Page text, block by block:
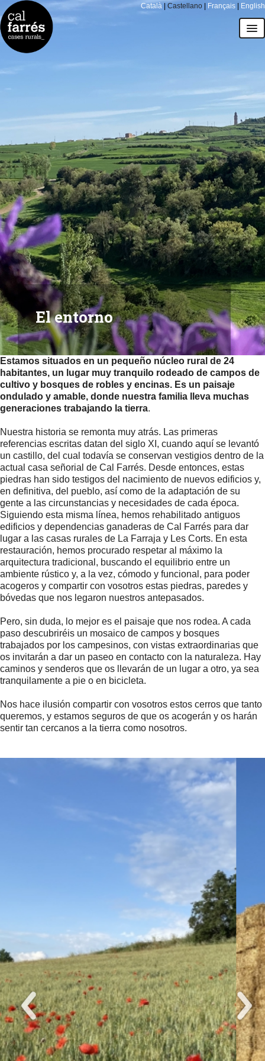
Català Castellano Français English
precios y calendario
regala Cal Farrés
cómo llegar
FAQs
El entorno
Estamos situados en un pequeño núcleo rural de 24
habitantes, un lugar muy tranquilo rodeado de campos de
cultivo y bosques de robles y encinas. Es un paisaje
ondulado y amable, donde nuestra familia lleva muchas
generaciones trabajando la tierra.
Nuestra historia se remonta muy atrás. Las primeras
referencias escritas datan del siglo XI, cuando aquí se levantó
un castillo, del cual todavía se conservan vestigios dentro de la
actual casa señorial de Cal Farrés. Desde entonces, estas
piedras han sido testigos del nacimiento de nuevos edificios y,
en definitiva, del pueblo, así como de la adaptación de su
gente a las circunstancias y necesidades de cada época.
Siguiendo esta misma línea, hemos rehabilitado antiguos
edificios y dependencias ganaderas de Cal Farrés para dar
lugar a las casas rurales de La Farraja y Les Corts. En esta
restauración, hemos procurado respetar al máximo la
arquitectura tradicional, buscando el equilibrio entre un
ambiente rústico y, a la vez, cómodo y funcional, para poder
acogeros y compartir con vosotros estas piedras, paredes y
bóvedas que nos legaron nuestros antepasados.
Pero, sin duda, lo mejor es el paisaje que nos rodea. A cada
paso descubriréis un mosaico de campos y bosques
trabajados por los campesinos, con vistas extraordinarias que
os invitarán a dar un paseo en contacto con la naturaleza. Hay
caminos y senderos que os llevarán de un lugar a otro, ya sea
tranquilamente a pie o en bicicleta.
Nos hace ilusión compartir con vosotros estos cerros que tanto
queremos, y estamos seguros de que os acogerán y os harán
sentir tan cercanos a la tierra como nosotros.